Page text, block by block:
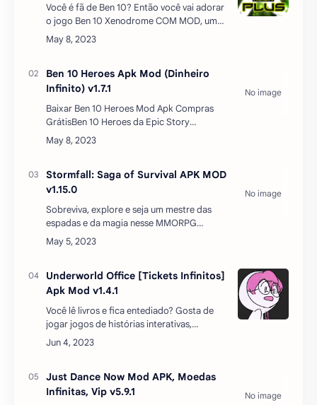
Você é fã de Ben 10? Então você vai adorar
o jogo Ben 10 Xenodrome COM MOD, um
jogo de luta baseado na série animada do
Cartoon Network. Neste jogo, você pode
Ben 10 Heroes Apk Mod (Dinheiro
Infinito) v1.7.1
Baixar Ben 10 Heroes Mod Apk Compras
GrátisBen 10 Heroes da Epic Story
Interactive é um jogo de ação e aventura
com o tema Ben 10 legal para o seu
Stormfall: Saga of Survival APK MOD
v1.15.0
Sobreviva, explore e seja um mestre das
espadas e da magia nesse MMORPG
gratuito de sobrevivência, que se passa no
mundo de alta fantasia do Stormfall.Você já
Underworld Office [Tickets Infinitos]
Apk Mod v1.4.1
Você lê livros e fica entediado? Gosta de
jogar jogos de histórias interativas,
romances visuais, jogos de histórias
ocultas, jogos de fantasmas, mas casado
Just Dance Now Mod APK, Moedas
Infinitas, Vip v5.9.1